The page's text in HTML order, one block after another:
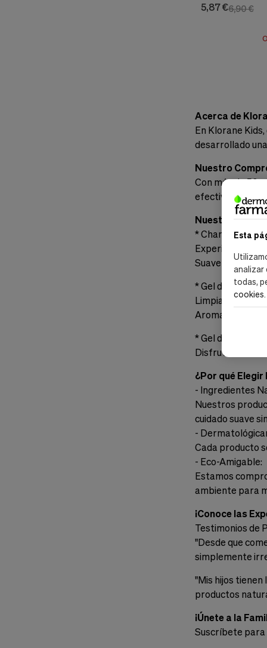
Esta
analizar
todas,
cookies.
6,90 €
5,87 €
Acerca de
En Klorane
desarrollado
Nuestro
Con más de 50
efectivos y
Nuestros
* Champú
Experimenta la
Suavemente el
* Gel de Ducha 2
Limpia y Nutre
Aroma
* Gel de Ducha
Disfruta del
¿Por qué Elegir
- Ingredientes
Nuestros
cuidado suave
-
Cada producto
- Eco-Amigable:
Estamos
ambiente para
¡Conoce las
Testimonios de
"Desde que
simplemente
"Mis hijos tienen
productos
¡Únete a la
Suscríbete